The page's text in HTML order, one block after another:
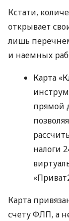
Кстати,
открывает
лишь
и наемных
Карта
прямой
налоги
Карта
счету ФЛП, а